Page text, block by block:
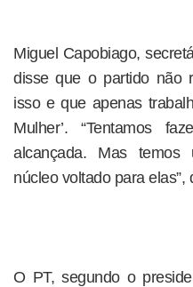
Miguel Capobiago,
disse que o partido não
isso e que apenas
Mulher’. “Tentamos
alcançada. Mas temos
núcleo voltado para elas”,
O PT, segundo o